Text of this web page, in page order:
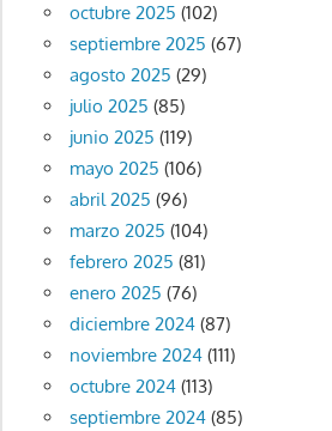
octubre 2025 (102)
septiembre 2025 (67)
agosto 2025 (29)
julio 2025 (85)
junio 2025 (119)
mayo 2025 (106)
abril 2025 (96)
marzo 2025 (104)
febrero 2025 (81)
enero 2025 (76)
diciembre 2024(87)
noviembre 2024(111)
octubre 2024(113)
septiembre 2024(85)